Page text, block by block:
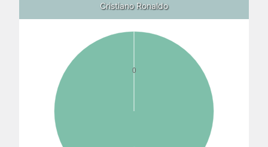
Cristiano Ronaldo